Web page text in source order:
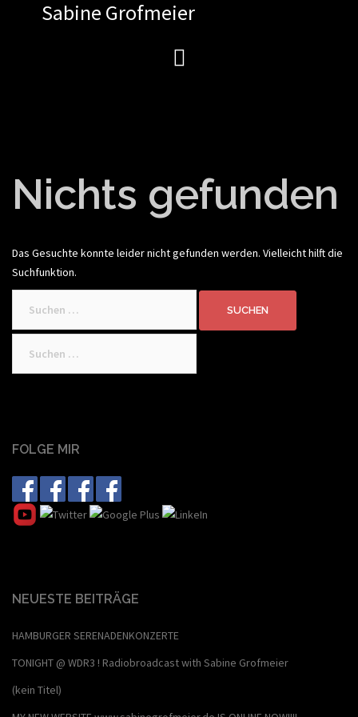
Sabine Grofmeier
Nichts gefunden
Das Gesuchte konnte leider nicht gefunden werden. Vielleicht hilft die
Suchfunktion.
nach:
nach:
FOLGE MIR
NEUESTE BEITRÄGE
HAMBURGER SERENADENKONZERTE
TONIGHT @ WDR3 ! Radiobroadcast with Sabine Grofmeier
(kein Titel)